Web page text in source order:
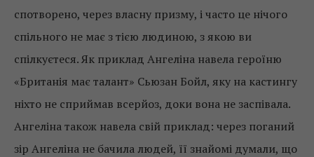
спотворено, через власну призму, і часто це нічого
спільного не має з тією людиною, з якою ви
спілкуєтеся. Як приклад Ангеліна навела героїню
«Британія має талант» Сьюзан Бойл, яку на кастингу
ніхто не сприймав всерйоз, доки вона не заспівала.
Ангеліна також навела свій приклад: через поганий
зір Ангеліна не бачила людей, її знайомі думали, що